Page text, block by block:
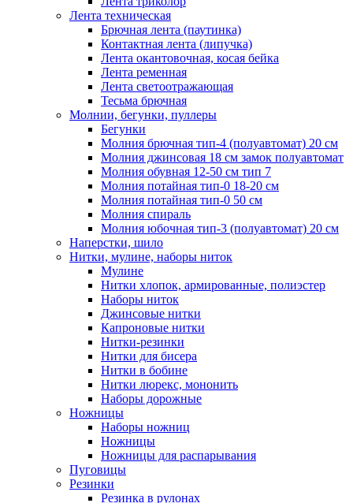
Лента техническая
Брючная лента (паутинка)
Контактная лента (липучка)
Лента окантовочная, косая бейка
Лента ременная
Лента светоотражающая
Тесьма брючная
Молнии, бегунки, пуллеры
Бегунки
Молния брючная тип-4 (полуавтомат) 20 см
Молния джинсовая 18 см замок полуавтомат
Молния обувная 12-50 см тип 7
Молния потайная тип-0 18-20 см
Молния потайная тип-0 50 см
Молния спираль
Молния юбочная тип-3 (полуавтомат) 20 см
Наперстки, шило
Нитки, мулине, наборы ниток
Мулине
Нитки хлопок, армированные, полиэстер
Наборы ниток
Джинсовые нитки
Капроновые нитки
Нитки-резинки
Нитки для бисера
Нитки в бобине
Нитки люрекс, мононить
Наборы дорожные
Ножницы
Наборы ножниц
Ножницы
Ножницы для распарывания
Пуговицы
Резинки
Резинка в рулонах